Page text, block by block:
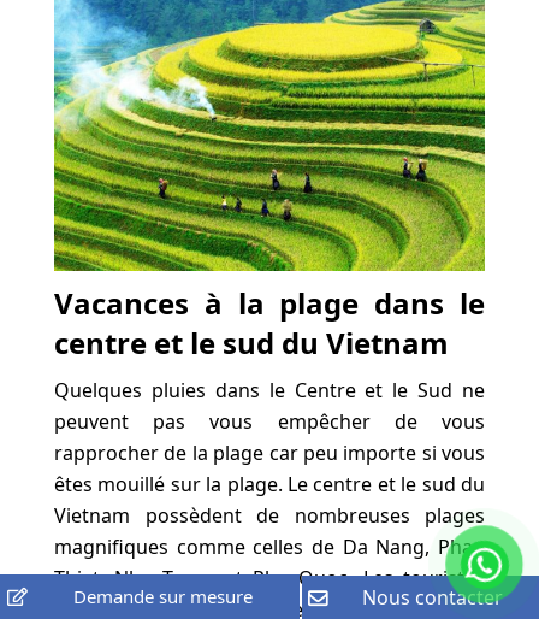
Vacances à la plage dans le
centre et le sud du Vietnam
Quelques pluies dans le Centre et le Sud ne
peuvent pas vous empêcher de vous
rapprocher de la plage car peu importe si vous
êtes mouillé sur la plage. Le centre et le sud du
Vietnam possèdent de nombreuses plages
magnifiques comme celles de Da Nang, Phan
Thiet, Nha Trang et Phu Quoc. Les touristes
seront attirés non seulement par les
Demande sur mesure Nous contacter